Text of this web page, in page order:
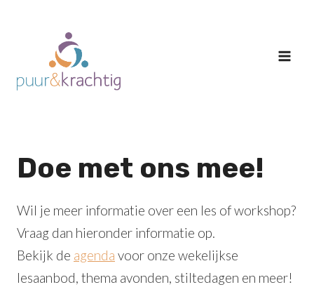
Doe met ons mee!
Wil je meer informatie over een les of workshop?
Vraag dan hieronder informatie op.
Bekijk de agenda voor onze wekelijkse
lesaanbod, thema avonden, stiltedagen en meer!